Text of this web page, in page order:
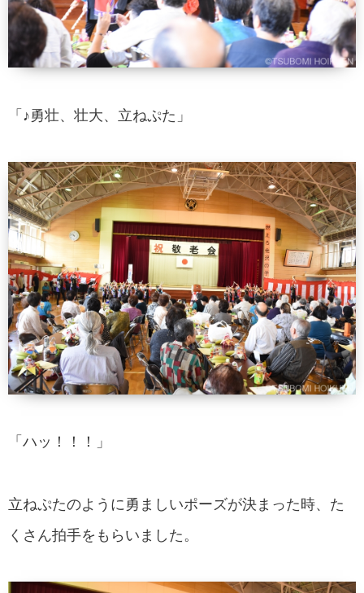
「♪勇壮、壮大、立ねぷた」
「ハッ！！！」
立ねぷたのように勇ましいポーズが決まった時、た
くさん拍手をもらいました。